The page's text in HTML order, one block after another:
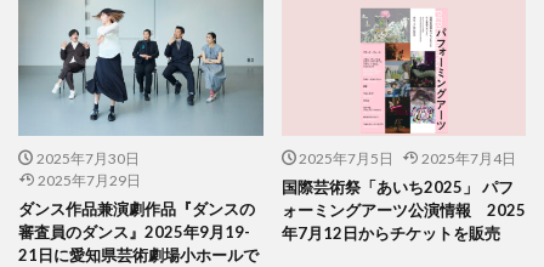
2025年7月30日
2025年7月29日
ダンス作品兼演劇作品『ダンスの
審査員のダンス』2025年9月19-
21日に愛知県芸術劇場小ホールで
2025年7月5日 2025年7月4日
国際芸術祭「あいち2025」 パフ
ォーミングアーツ公演情報 2025
年7月12日からチケットを販売